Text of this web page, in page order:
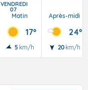
VENDREDI
07
Matin
17°
5 km/h
Après-midi
24°
20 km/h